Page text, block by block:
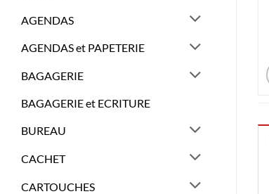
AGENDAS
AGENDAS et PAPETERIE
BAGAGERIE
BAGAGERIE et ECRITURE
BUREAU
CACHET
CARTOUCHES